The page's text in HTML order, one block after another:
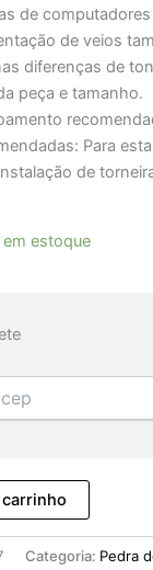
de computadores
de veios
diferenças de
peça e tamanho.
Para
de
em estoque
Categoria: Pedra